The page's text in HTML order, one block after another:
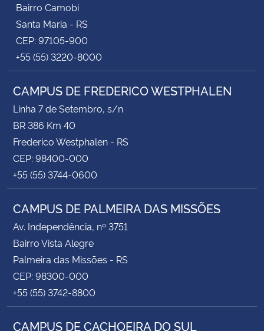
Bairro Camobi
Santa Maria - RS
CEP: 97105-900
+55 (55) 3220-8000
CAMPUS DE FREDERICO WESTPHALEN
Linha 7 de Setembro, s/n
BR 386 Km 40
Frederico Westphalen - RS
CEP: 98400-000
+55 (55) 3744-0600
CAMPUS DE PALMEIRA DAS MISSÕES
Av. Independência, nº 3751
Bairro Vista Alegre
Palmeira das Missões - RS
CEP: 98300-000
+55 (55) 3742-8800
CAMPUS DE CACHOEIRA DO SUL